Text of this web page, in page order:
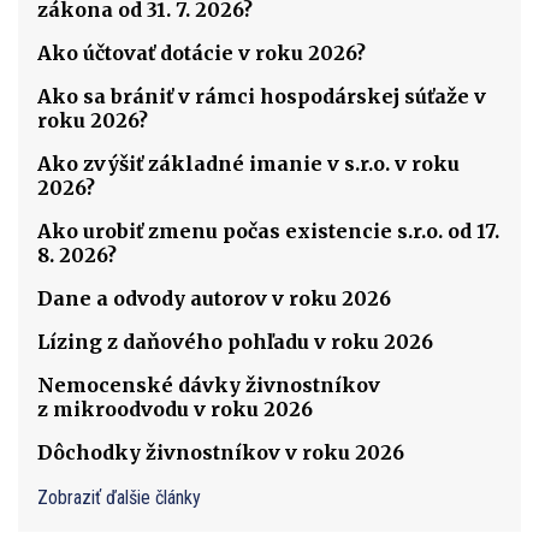
zákona od 31. 7. 2026?
Ako účtovať dotácie v roku 2026?
Ako sa brániť v rámci hospodárskej súťaže v
roku 2026?
Ako zvýšiť základné imanie v s.r.o. v roku
2026?
Ako urobiť zmenu počas existencie s.r.o. od 17.
8. 2026?
Dane a odvody autorov v roku 2026
Lízing z daňového pohľadu v roku 2026
Nemocenské dávky živnostníkov
z mikroodvodu v roku 2026
Dôchodky živnostníkov v roku 2026
Zobraziť ďalšie články